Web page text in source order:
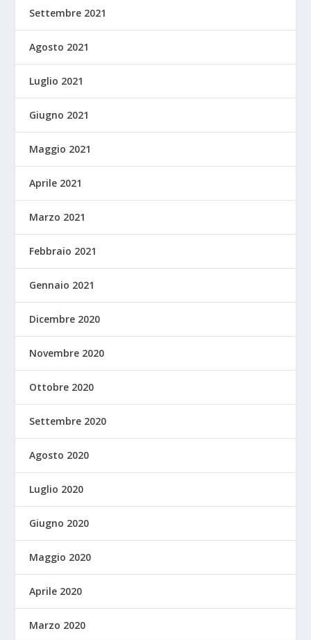
Settembre 2021
Agosto 2021
Luglio 2021
Giugno 2021
Maggio 2021
Aprile 2021
Marzo 2021
Febbraio 2021
Gennaio 2021
Dicembre 2020
Novembre 2020
Ottobre 2020
Settembre 2020
Agosto 2020
Luglio 2020
Giugno 2020
Maggio 2020
Aprile 2020
Marzo 2020